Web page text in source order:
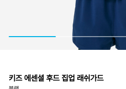
키즈 에센셜 후드 집업 래쉬가드